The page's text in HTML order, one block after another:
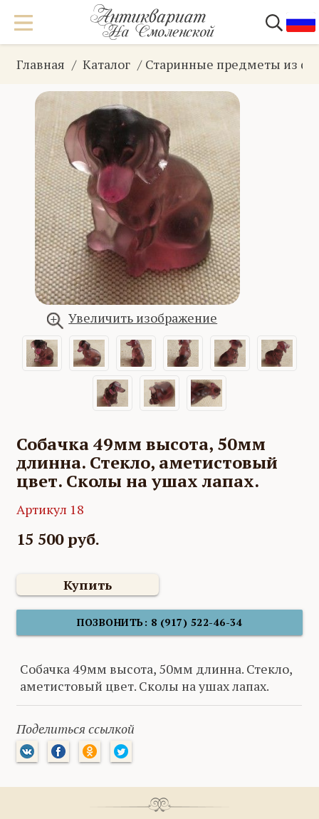
Главная Каталог Старинные предметы из
Увеличить изображение
Собачка 49мм высота, 50мм
длинна. Стекло, аметистовый
цвет. Сколы на ушах лапах.
Артикул 18
15 500 руб.
Купить
ПОЗВОНИТЬ: 8 (917) 522-46-34
Собачка 49мм высота, 50мм длинна. Стекло,
аметистовый цвет. Сколы на ушах лапах.
Поделиться ссылкой